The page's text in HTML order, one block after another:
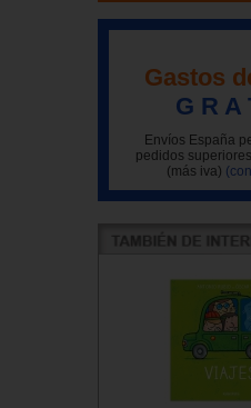
Gastos
G R A
Envíos España
pedidos
(más iva)